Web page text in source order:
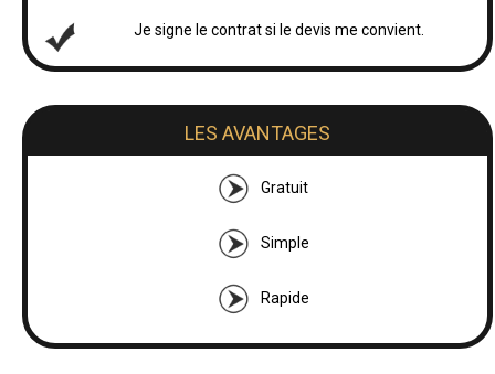
Je signe le contrat si le devis me convient.
LES AVANTAGES
Gratuit
Simple
Rapide